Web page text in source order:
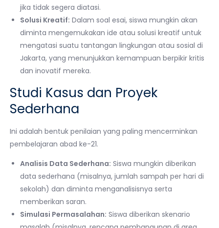
jika tidak segera diatasi.
Solusi Kreatif: Dalam soal esai, siswa mungkin akan
diminta mengemukakan ide atau solusi kreatif untuk
mengatasi suatu tantangan lingkungan atau sosial di
Jakarta, yang menunjukkan kemampuan berpikir kritis
dan inovatif mereka.
Studi Kasus dan Proyek
Sederhana
Ini adalah bentuk penilaian yang paling mencerminkan
pembelajaran abad ke-21.
Analisis Data Sederhana: Siswa mungkin diberikan
data sederhana (misalnya, jumlah sampah per hari di
sekolah) dan diminta menganalisisnya serta
memberikan saran.
Simulasi Permasalahan: Siswa diberikan skenario